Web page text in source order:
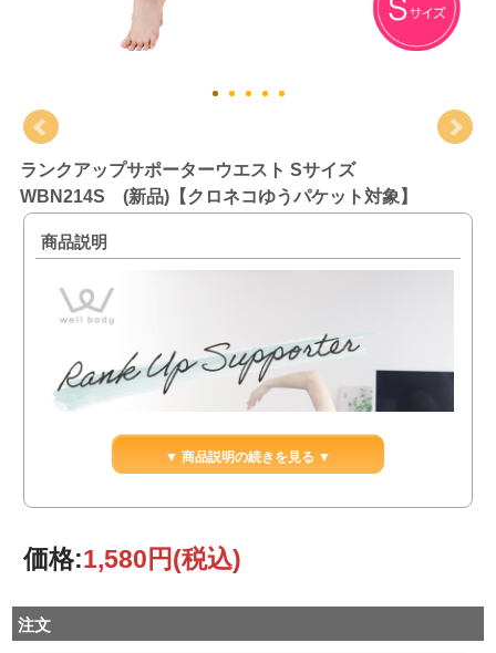
ランクアップサポーターウエスト Sサイズ
WBN214S (新品)【クロネコゆうパケット対象】
商品説明
▼ 商品説明の続きを見る ▼
価格:1,580円(税込)
注文